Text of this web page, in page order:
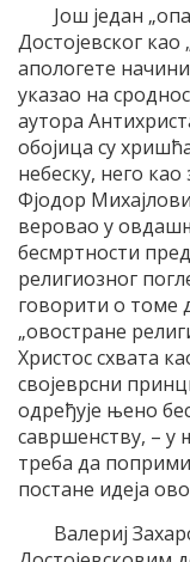
Још један
Достојевског
апологете
указао на
аутора
обојица су
небеску, него
Фјодор
веровао у
бесмртности
религиозног
говорити о томе
„овостране
Христос схвата
својеврсни
одређује њено
савршенству, – у
треба да
постане идеја
Валериј